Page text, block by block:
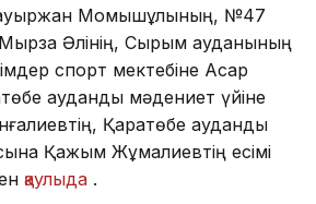
Момышұлының, №47
Әлінің, Сырым ауданының
спорт мектебіне Асқар
аудандық мәдениет үйіне
Қаратөбе аудандық
Қажым Жұмалиевтің есімі
қаулыда .